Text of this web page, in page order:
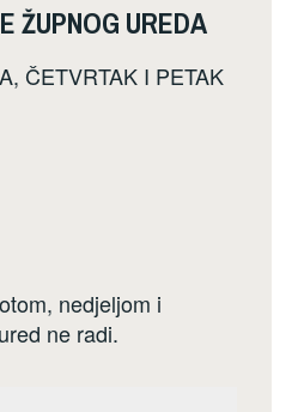
ŽUPNOG UREDA
ČETVRTAK I PETAK
nedjeljom i
ne radi.